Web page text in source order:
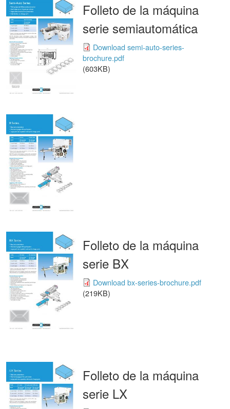
Folleto de la máquina
serie semiautomática
Download semi-auto-series-
brochure.pdf
(603KB)
Folleto de la máquina
serie BX
Download bx-series-brochure.pdf
(219KB)
Folleto de la máquina
serie LX